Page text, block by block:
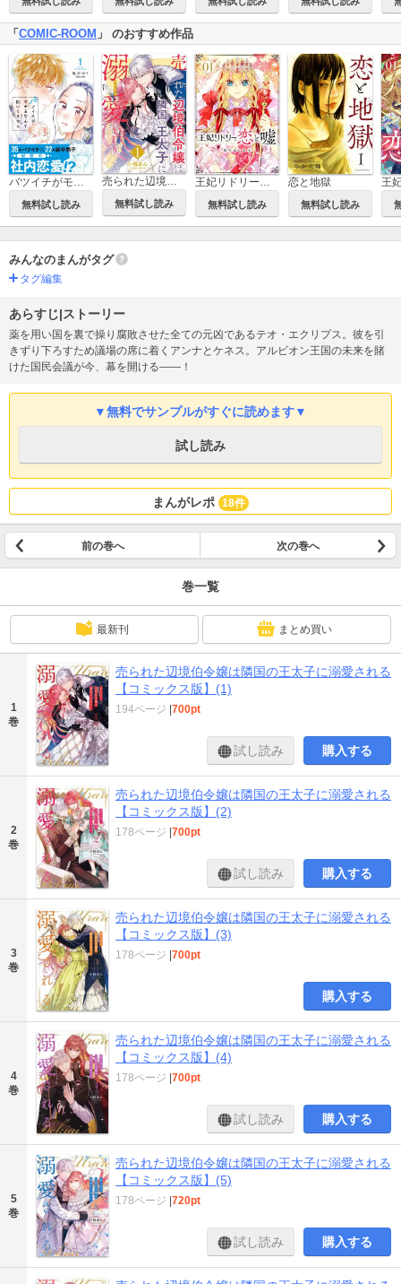
「 COMIC-ROOM 」 のおすすめ作品
無料試し読み
売られた辺境伯令嬢は隣国の王太子に溺愛される
無料試し読み 無料試し読み
恋と地獄
無料試し読み
みんなのまんがタグ
タグ編集
あらすじ|ストーリー
薬を用い国を裏で操り腐敗させた全ての元凶であるテオ・エクリプス。彼を引
きずり下ろすため議場の席に着くアンナとケネス。アルビオン王国の未来を賭
けた国民会議が今、幕を開ける――！
▼無料でサンプルがすぐに読めます▼
試し読み
まんがレポ 18件
前の巻へ 次の巻へ
巻一覧
最新刊 まとめ買い
1
巻
売られた辺境伯令嬢は隣国の王太子に溺愛される
【コミックス版】(1)
194ページ |700pt
試し読み 購入する
2
巻
売られた辺境伯令嬢は隣国の王太子に溺愛される
【コミックス版】(2)
178ページ |700pt
試し読み 購入する
3
巻
売られた辺境伯令嬢は隣国の王太子に溺愛される
【コミックス版】(3)
178ページ |700pt
購入する
4
巻
売られた辺境伯令嬢は隣国の王太子に溺愛される
【コミックス版】(4)
178ページ |700pt
試し読み 購入する
5
巻
売られた辺境伯令嬢は隣国の王太子に溺愛される
【コミックス版】(5)
178ページ |720pt
試し読み 購入する